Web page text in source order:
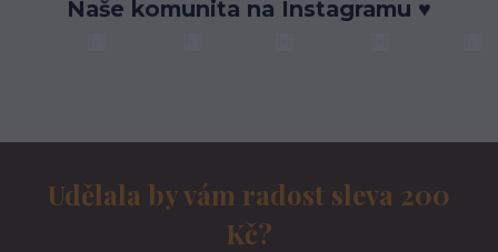
Naše komunita na Instagramu ♥
Udělala by vám radost sleva 200
Kč?